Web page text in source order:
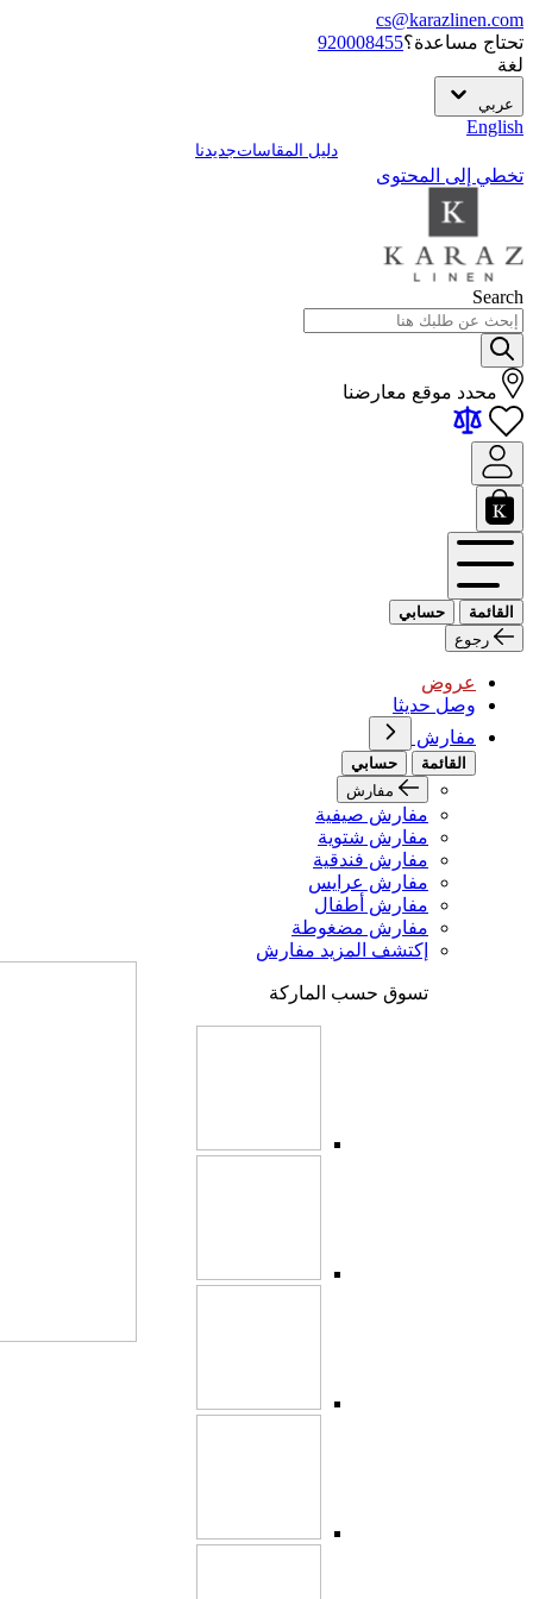
cs@karazlinen.com
تحتاج مساعدة؟920008455
لغة
عربي
English
دليل المقاساتجديدنا
تخطي إلى المحتوى
Search
محدد موقع معارضنا
القائمة
حسابي
رجوع
عروض
وصل حديثا
مفارش
القائمة
حسابي
مفارش
مفارش صيفية
مفارش شتوية
مفارش فندقية
مفارش عرايس
مفارش أطفال
مفارش مضغوطة
إكتشف المزيد مفارش
تسوق حسب الماركة